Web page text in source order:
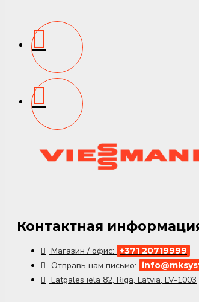
Контактная
Магазин / офис: +371 20719999
Отправь нам письмо:
Latgales iela 82, Riga, Latvia, LV-1003